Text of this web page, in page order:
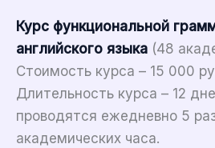
Курс функциональной
английского языка (48
Стоимость курса – 15 000
Длительность курса – 12
проводятся ежедневно 5
академических часа.